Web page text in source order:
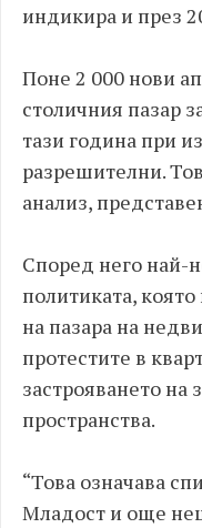
индикира и през
Поне 2 000 нови
столичния пазар
тази година при
разрешителни.
анализ,
Според него най-
политиката,
на пазара на
протестите в
застрояването
пространства.
“Това означава
Младост и още